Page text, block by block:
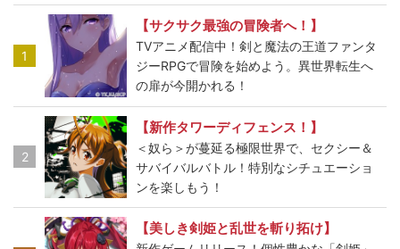
1
【サクサク最強の冒険者へ！】
TVアニメ配信中！剣と魔法の王道ファンタ
ジーRPGで冒険を始めよう。異世界転生へ
の扉が今開かれる！
2
【新作タワーディフェンス！】
＜奴ら＞が蔓延る極限世界で、セクシー＆
サバイバルバトル！特別なシチュエーショ
ンを楽しもう！
【美しき剣姫と乱世を斬り拓け】